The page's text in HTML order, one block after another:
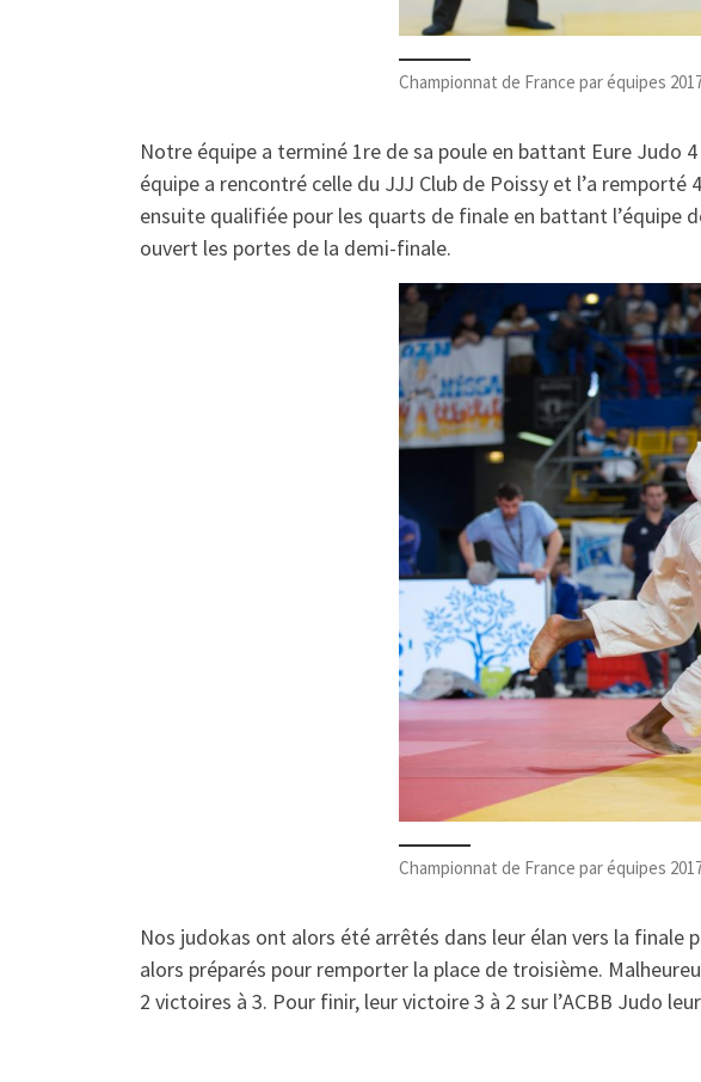
Championnat de France par équipes
Notre équipe a terminé 1re de sa poule en battant Eure Judo
équipe a rencontré celle du JJJ Club de Poissy et l’a
ensuite qualifiée pour les quarts de finale en battant l’équipe
ouvert les portes de la demi-finale.
Championnat de France par équipes
Nos judokas ont alors été arrêtés dans leur élan vers la finale
alors préparés pour remporter la place de troisième.
2 victoires à 3. Pour finir, leur victoire 3 à 2 sur l’ACBB Judo